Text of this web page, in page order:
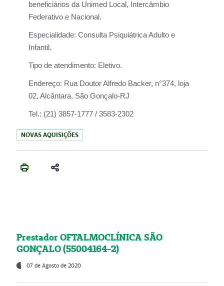
beneficiários da Unimed Local, Intercâmbio
Federativo e Nacional.
Especialidade: Consulta Psiquiátrica Adulto e
Infantil.
Tipo de atendimento: Eletivo.
Endereço: Rua Doutor Alfredo Backer, n°374, loja
02, Alcântara, São Gonçalo-RJ
Tel.: (21) 3857-1777 / 3583-2302
NOVAS AQUISIÇÕES
Prestador OFTALMOCLÍNICA SÃO
GONÇALO (55004164-2)
07 de Agosto de 2020